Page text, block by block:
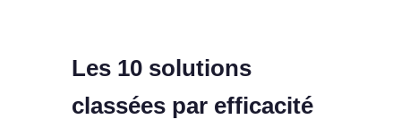
Les 10 solutions
classées par efficacité